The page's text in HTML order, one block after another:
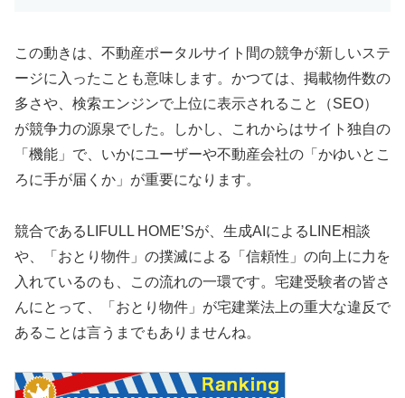
この動きは、不動産ポータルサイト間の競争が新しいステ
ージに入ったことも意味します。かつては、掲載物件数の
多さや、検索エンジンで上位に表示されること（SEO）
が競争力の源泉でした。しかし、これからはサイト独自の
「機能」で、いかにユーザーや不動産会社の「かゆいとこ
ろに手が届くか」が重要になります。
競合であるLIFULL HOME’Sが、生成AIによるLINE相談
や、「おとり物件」の撲滅による「信頼性」の向上に力を
入れているのも、この流れの一環です。宅建受験者の皆さ
んにとって、「おとり物件」が宅建業法上の重大な違反で
あることは言うまでもありませんね。